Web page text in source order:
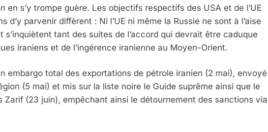
en s’y trompe guère. Les objectifs respectifs des USA et de l’UE
d’y parvenir diffèrent : Ni l’UE ni même la Russie ne sont à l’aise
tant des suites de l’accord qui devrait être caduque
iraniens et de l’ingérence iranienne au Moyen-Orient.
embargo total des exportations de pétrole iranien (2 mai), envoyé
(5 mai) et mis sur la liste noire le Guide suprême ainsi que le
Zarif (23 juin), empêchant ainsi le détournement des sanctions via